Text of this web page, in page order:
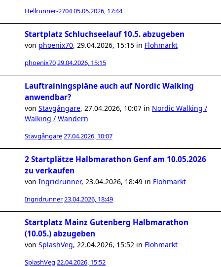
Hellrunner-270405.05.2026, 17:44
Startplatz Schluchseelauf 10.5. abzugeben
von phoenix70, 29.04.2026, 15:15 in Flohmarkt
phoenix7029.04.2026, 15:15
Lauftrainingspläne auch auf Nordic Walking
anwendbar?
von Stavgångare, 27.04.2026, 10:07 in Nordic Walking /
Walking / Wandern
Stavgångare27.04.2026, 10:07
2 Startplätze Halbmarathon Genf am 10.05.2026
zu verkaufen
von Ingridrunner, 23.04.2026, 18:49 in Flohmarkt
Ingridrunner23.04.2026, 18:49
Startplatz Mainz Gutenberg Halbmarathon
(10.05.) abzugeben
von SplashVeg, 22.04.2026, 15:52 in Flohmarkt
SplashVeg 22.04.2026, 15:52